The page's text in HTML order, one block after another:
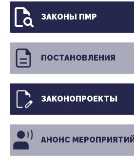
ЗАКОНЫ ПМР
ПОСТАНОВЛЕНИЯ
ЗАКОНОПРОЕКТЫ
АНОНС МЕРОПРИЯТИЙ